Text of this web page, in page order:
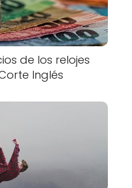
de los relojes
Inglés